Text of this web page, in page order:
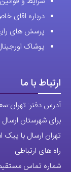
درباره اقای
پرسش های
پوشاک
ارتباط با ما
آدرس دفتر: تهران-
برای شهرستان
تهران ارسال با
راه های ارتباطی
شماره تماس